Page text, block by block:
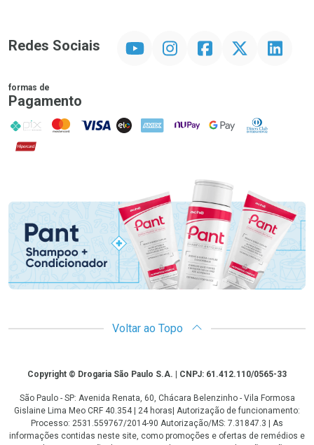
Redes Sociais InstagramFacebookTwitter Linkedin
formas de
Pagamento
PIX MasterCard
VISA ELO AMEX NuPay Google PayDiners Club
Hipercard
Promoção em Destaque
Voltar ao Topo
CopyrightCopyright © Drogaria São Paulo S.A. | CNPJ: 61.412.110/0565-33
São Paulo - SP: Avenida Renata, 60, Chácara Belenzinho - Vila Formosa
Gislaine Lima Meo CRF 40.354 | 24 horas| Autorização de funcionamento:
Processo: 2531.559767/2014-90 Autorização/MS: 7.31847.3 | As
informações contidas neste site, como promoções e ofertas de remédios e